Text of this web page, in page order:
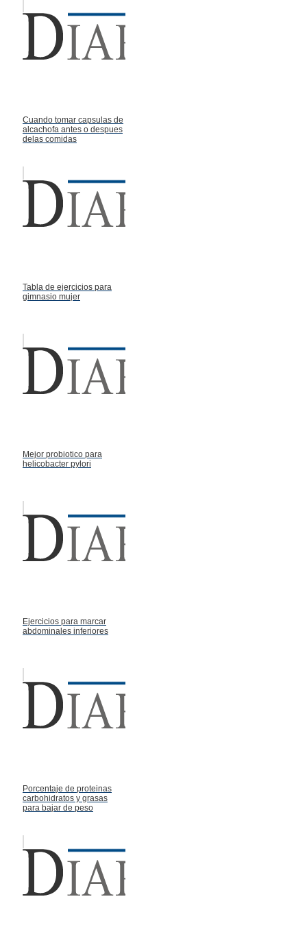
Cuando tomar capsulas de
alcachofa antes o despues
delas comidas
Tabla de ejercicios para
gimnasio mujer
Mejor probiotico para
helicobacter pylori
Ejercicios para marcar
abdominales inferiores
Porcentaje de proteinas
carbohidratos y grasas
para bajar de peso